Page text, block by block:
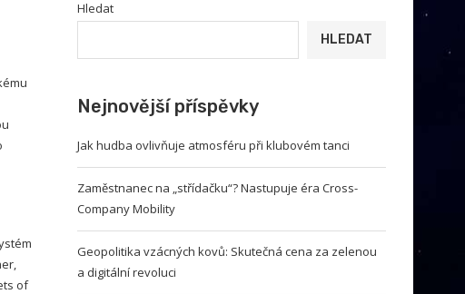
of
Hledat
HLEDAT
Nejnovější příspěvky
Jak hudba ovlivňuje atmosféru při klubovém tanci
Zaměstnanec na „střídačku“? Nastupuje éra Cross-
Company Mobility
Geopolitika vzácných kovů: Skutečná cena za zelenou
a digitální revoluci